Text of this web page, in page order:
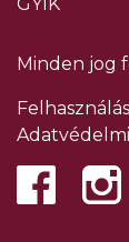
Minden jog